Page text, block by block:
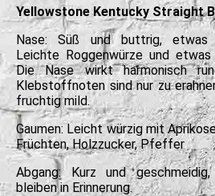
Yellowstone Kentucky Straight
Nase: Süß und buttrig, etwas
Leichte Roggenwürze und etwas
Die Nase wirkt harmonisch
Klebstoffnoten sind nur zu
fruchtig mild.
Gaumen: Leicht würzig mit
Früchten, Holzzucker, Pfeffer
Abgang: Kurz und
bleiben in Erinnerung.